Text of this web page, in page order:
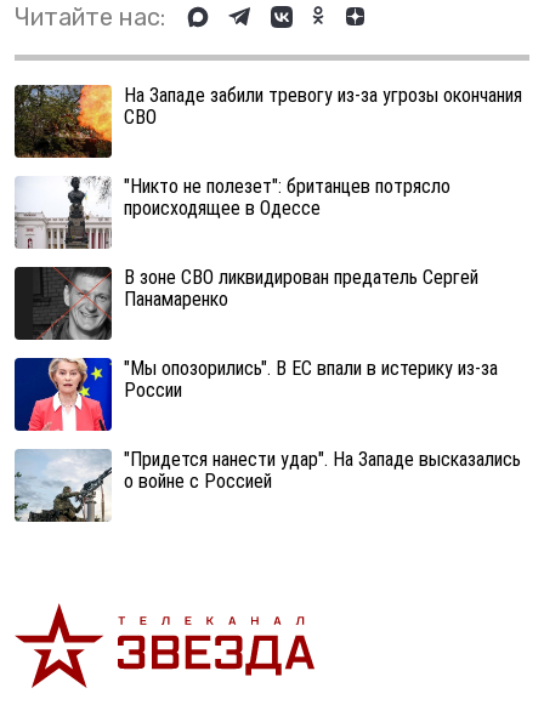
Читайте нас:
На Западе забили тревогу из-за угрозы окончания
СВО
"Никто не полезет": британцев потрясло
происходящее в Одессе
В зоне СВО ликвидирован предатель Сергей
Панамаренко
"Мы опозорились". В ЕС впали в истерику из-за
России
"Придется нанести удар". На Западе высказались
о войне с Россией